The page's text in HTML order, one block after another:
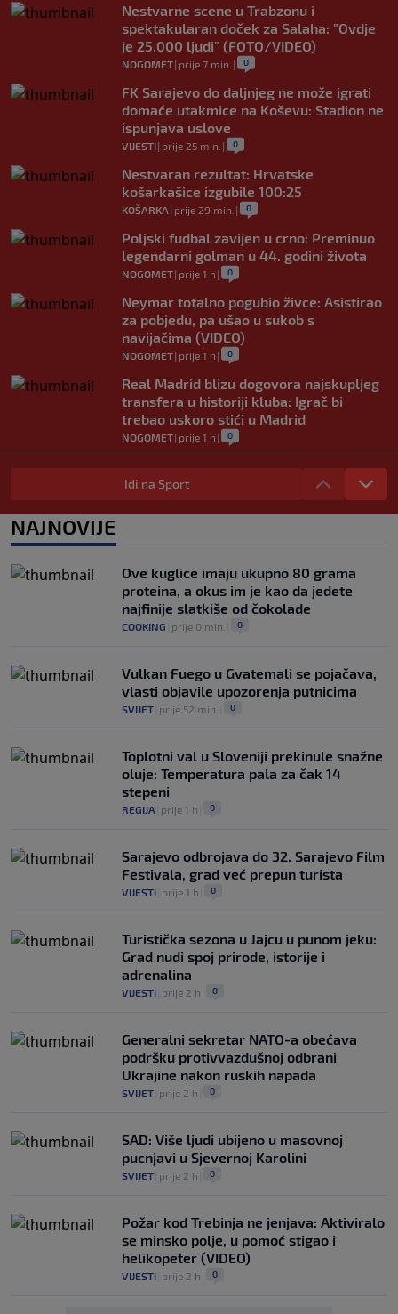
Nestvarne scene u Trabzonu i
spektakularan doček za Salaha: "Ovdje
je 25.000 ljudi" (FOTO/VIDEO)
NOGOMET| prije 7 min. | 0
FK Sarajevo do daljnjeg ne može igrati
domaće utakmice na Koševu: Stadion ne
ispunjava uslove
VIJESTI| prije 25 min. | 0
Nestvaran rezultat: Hrvatske
košarkašice izgubile 100:25
KOŠARKA | prije 29 min. | 0
Poljski fudbal zavijen u crno: Preminuo
legendarni golman u 44. godini života
NOGOMET| prije 1 h | 0
Neymar totalno pogubio živce: Asistirao
za pobjedu, pa ušao u sukob s
navijačima (VIDEO)
NOGOMET| prije 1 h | 0
Real Madrid blizu dogovora najskupljeg
transfera u historiji kluba: Igrač bi
trebao uskoro stići u Madrid
NOGOMET| prije 1 h | 0
Lara Gut-Behrami završila karijeru:
Jedna od najvećih skijašica svih
0
planova: Otkriveno šta je ponudio
Marokancima za podršku
NOGOMET |prije 2 h| 0
Idi na Sport
NAJNOVIJE
Ove kuglice imaju ukupno 80 grama
proteina, a okus im je kao da jedete
najfinije slatkiše od čokolade
COOKING prije 0 min. 0
Vulkan Fuego u Gvatemali se pojačava,
vlasti objavile upozorenja putnicima
SVIJET prije 52 min. 0
Toplotni val u Sloveniji prekinule snažne
oluje: Temperatura pala za čak 14
stepeni
REGIJA prije 1 h 0
Sarajevo odbrojava do 32. Sarajevo Film
Festivala, grad već prepun turista
VIJESTI prije 1 h 0
Turistička sezona u Jajcu u punom jeku:
Grad nudi spoj prirode, istorije i
adrenalina
VIJESTI prije 2 h 0
Generalni sekretar NATO-a obećava
podršku protivvazdušnoj odbrani
Ukrajine nakon ruskih napada
SVIJET prije 2 h 0
SAD: Više ljudi ubijeno u masovnoj
pucnjavi u Sjevernoj Karolini
SVIJET prije 2 h 0
Požar kod Trebinja ne jenjava: Aktiviralo
se minsko polje, u pomoć stigao i
helikopeter (VIDEO)
VIJESTI prije 2 h 0